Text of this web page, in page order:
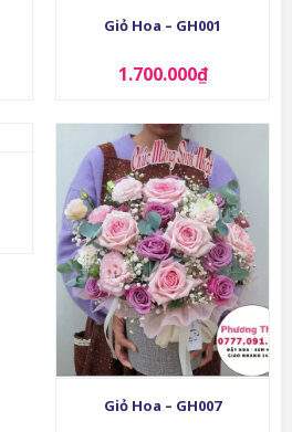
Giỏ Hoa – GH001
1.700.000₫
Giỏ Hoa – GH007